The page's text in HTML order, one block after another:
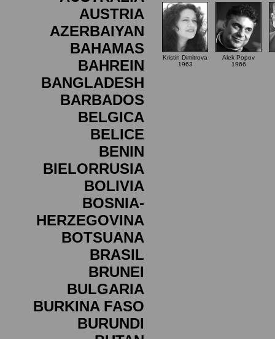
AUSTRIA
AZERBAIYAN
BAHAMAS
BAHREIN
BANGLADESH
BARBADOS
BELGICA
BELICE
BENIN
BIELORRUSIA
BOLIVIA
BOSNIA-
HERZEGOVINA
BOTSUANA
BRASIL
BRUNEI
BULGARIA
BURKINA FASO
BURUNDI
Kristin Dimitrova
1963
Alek Popov
1966